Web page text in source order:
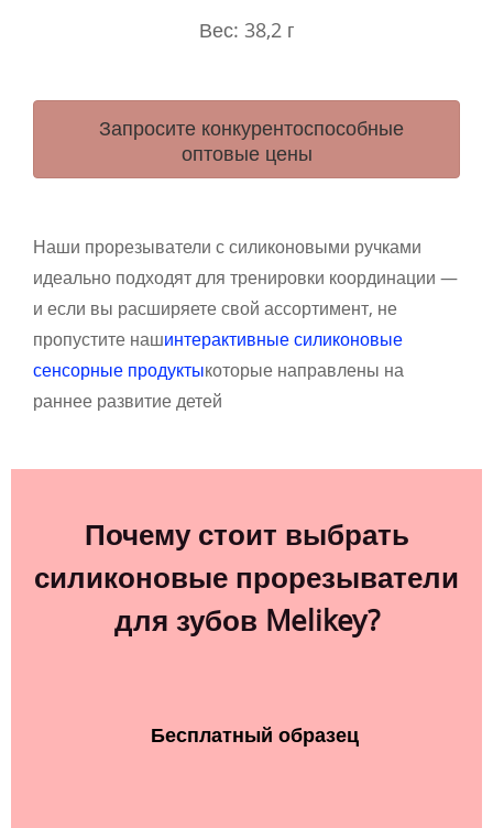
Вес: 38,2 г
Запросите конкурентоспособные
оптовые цены
Наши прорезыватели с силиконовыми ручками
идеально подходят для тренировки координации —
и если вы расширяете свой ассортимент, не
пропустите нашинтерактивные силиконовые
сенсорные продуктыкоторые направлены на
раннее развитие детей
Почему стоит выбрать
силиконовые прорезыватели
для зубов Melikey?
Бесплатный образец